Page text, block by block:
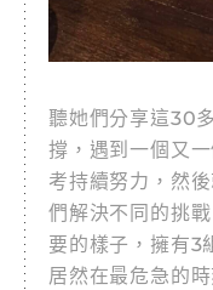
聽她們分享這30
撐，遇到一個又
考持續努力，然
們解決不同的挑
要的樣子，擁有3
居然在最危急的